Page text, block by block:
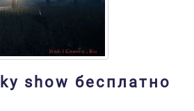
show бесплатно